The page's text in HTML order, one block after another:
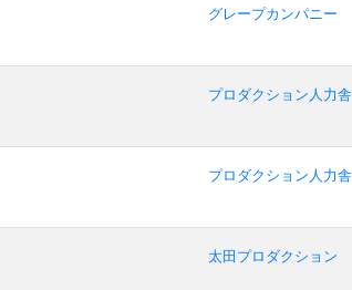
グレープカンパニー
プロダクション人力舎
プロダクション人力舎
太田プロダクション